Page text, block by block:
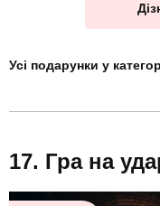
Усі подарунки у
Гра на